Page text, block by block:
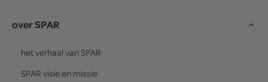
over SPAR
het verhaal van SPAR
SPAR visie en missie